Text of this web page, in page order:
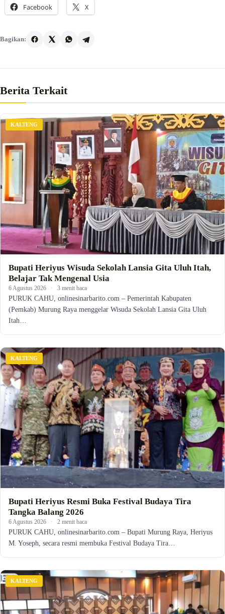
Facebook X
Bagikan:
Berita Terkait
KALTENG
Bupati Heriyus Wisuda Sekolah Lansia Gita Uluh Itah,
Belajar Tak Mengenal Usia
6 Agustus 2026 · 3 menit baca
PURUK CAHU, onlinesinarbarito.com – Pemerintah Kabupaten
(Pemkab) Murung Raya menggelar Wisuda Sekolah Lansia Gita Uluh
Itah…
KALTENG
Bupati Heriyus Resmi Buka Festival Budaya Tira
Tangka Balang 2026
6 Agustus 2026 · 2 menit baca
PURUK CAHU, onlinesinarbarito.com – Bupati Murung Raya, Heriyus
M. Yoseph, secara resmi membuka Festival Budaya Tira…
KALTENG